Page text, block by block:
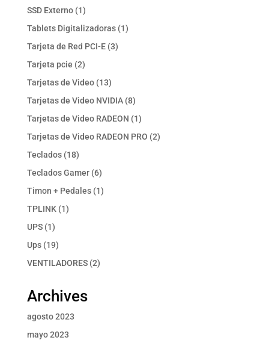
productos
SSD Externo 11
producto
Tablets Digitalizadoras 11
Tarjeta de Red PCI-E 33
Tarjeta pcie 22
productos
Tarjetas de Video 1313
productos
Tarjetas de Video NVIDIA 88
productos
Tarjetas de Video RADEON 11
producto
Tarjetas de Video RADEON PRO 22
Teclados 1818
productos
Teclados Gamer 66
productos
Timon + Pedales 11
TPLINK 11
UPS 11
producto
Ups 1919
productos
VENTILADORES 22
Archives
agosto 2023
mayo 2023